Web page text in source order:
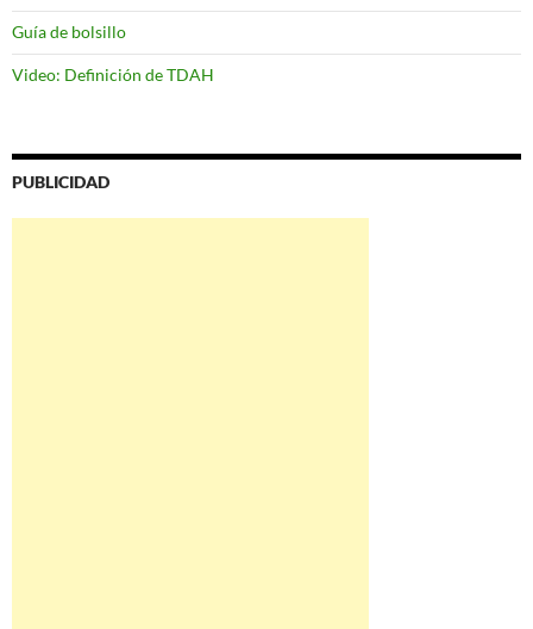
Guía de bolsillo
Video: Definición de TDAH
PUBLICIDAD